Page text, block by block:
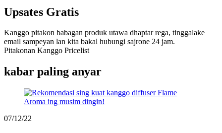
Upsates Gratis
Kanggo pitakon babagan produk utawa dhaptar rega, tinggalake
email sampeyan lan kita bakal hubungi sajrone 24 jam.
Pitakonan Kanggo Pricelist
kabar paling anyar
07/12/22